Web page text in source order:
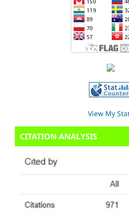
View My
CITATION ANALYSIS